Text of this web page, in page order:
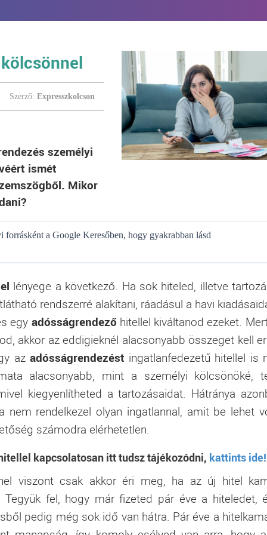
Szerző: Expresszkolcson
személyi
ismét
Mikor
a Google Keresőben, hogy gyakrabban lásd
lényege a következő. Ha sok hiteled, illetve
rendszerré alakítani, ráadásul a havi
egy adósságrendező hitellel kiváltanod ezeket.
akkor az eddigieknél alacsonyabb összeget kell
az adósságrendezést ingatlanfedezetű hitellel is
alacsonyabb, mint a személyi kölcsönöké,
kiegyenlítheted a tartozásaidat. Hátránya
rendelkezel olyan ingatlannal, amit be lehet
számodra elérhetetlen.
kapcsolatosan itt tudsz tájékozódni, kattints ide!
viszont csak akkor éri meg, ha az új hitel
fel, hogy már fizeted pár éve a hiteledet,
pedig még sok idő van hátra. Pár éve a